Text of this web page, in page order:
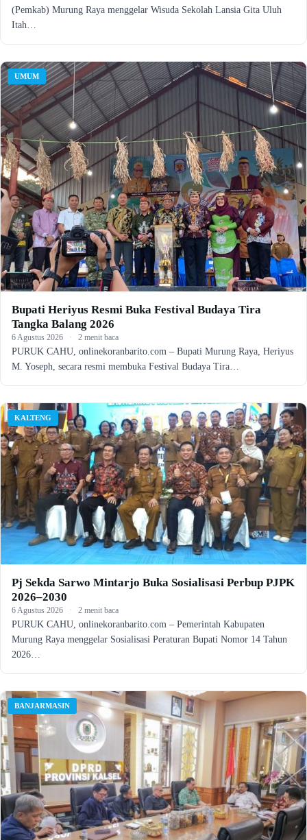
(Pemkab) Murung Raya menggelar Wisuda Sekolah Lansia Gita Uluh
Itah…
UMUM
Bupati Heriyus Resmi Buka Festival Budaya Tira
Tangka Balang 2026
6 Agustus 2026 · 2 menit baca
PURUK CAHU, onlinekoranbarito.com – Bupati Murung Raya, Heriyus
M. Yoseph, secara resmi membuka Festival Budaya Tira…
KALTENG
Pj Sekda Sarwo Mintarjo Buka Sosialisasi Perbup PJPK
2026–2030
6 Agustus 2026 · 2 menit baca
PURUK CAHU, onlinekoranbarito.com – Pemerintah Kabupaten
Murung Raya menggelar Sosialisasi Peraturan Bupati Nomor 14 Tahun
2026…
BANJARMASIN